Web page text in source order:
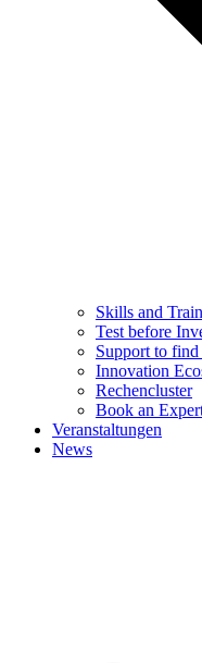
Skills and
Test before
Support to
Innovation
Rechencluster​
Book an
Veranstaltungen
News